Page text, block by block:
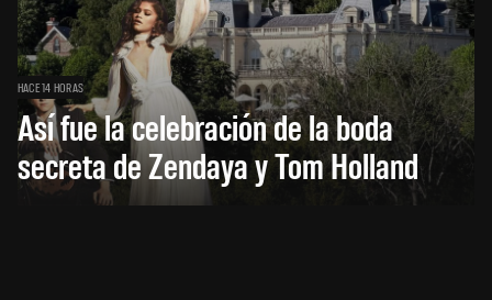
HACE 14 HORAS
Así fue la celebración de la boda
secreta de Zendaya y Tom Holland